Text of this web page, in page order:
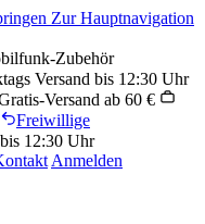
Zur Hauptnavigation
Zubehör
Versand bis 12:30 Uhr
Versand ab 60 €
Freiwillige
12:30 Uhr
Anmelden